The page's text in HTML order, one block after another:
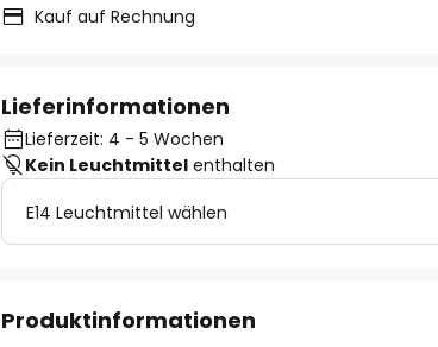
Kauf auf Rechnung
Lieferinformationen
Lieferzeit: 4 - 5 Wochen
Kein Leuchtmittel enthalten
E14 Leuchtmittel wählen
Produktinformationen